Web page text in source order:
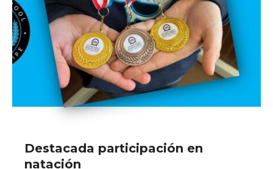
Destacada participación en
natación